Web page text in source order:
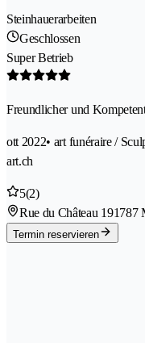
Steinhauerarbeiten
Geschlossen
Super Betrieb
Freundlicher und
ott 2022• art funéraire /
art.ch
5(2)
Rue du Château 191787
Termin reservieren